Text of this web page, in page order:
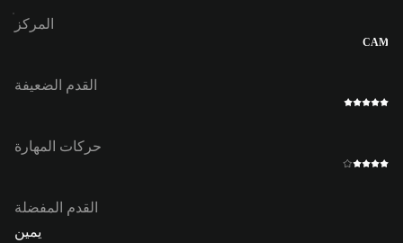
المركز
CAM
القدم الضعيفة
حركات المهارة
القدم المفضلة
يمين